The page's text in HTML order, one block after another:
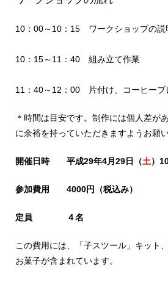
10：00～10：15 ワークショップの説
10：15～11：40 組み立て作業
11：40～12：00 片付け、コーヒーブ
＊時間は目安です。制作には個人差が
に余裕を持っていただきますようお願
開催日時 平成29年4月29日（土）
参加費用 4000円（税込み）
定員 ４名
この費用には、「子スツール」キット
お菓子が含まれています。